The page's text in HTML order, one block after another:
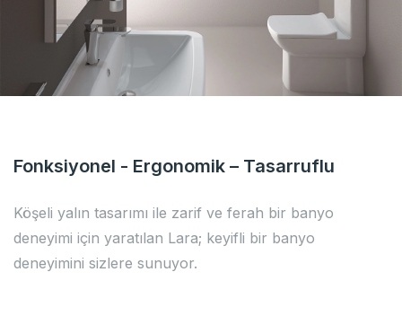
Fonksiyonel - Ergonomik – Tasarruflu
Köşeli yalın tasarımı ile zarif ve ferah bir banyo
deneyimi için yaratılan Lara; keyifli bir banyo
deneyimini sizlere sunuyor.